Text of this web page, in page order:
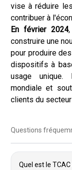
vise à réduire
contribuer à
En février 2024
construire une
pour produire
dispositifs à
usage unique.
mondiale et
clients du
Questions
Quel est le